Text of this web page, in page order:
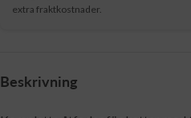
extra fraktkostnader.
Beskrivning